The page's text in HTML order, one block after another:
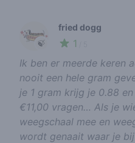
🍃
fried dogg
1
Ik ben er meerde keren
nooit een hele gram
je 1 gram krijg je 0.88
€11,00 vragen… Als je
weegschaal mee en
wordt genaait waar je